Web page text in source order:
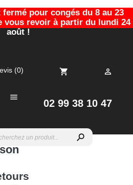
pour congés du 8 au 23
vous revoir à partir du lundi 24
août !
02 99 38 10 47
(0)
search

shopping_cart 